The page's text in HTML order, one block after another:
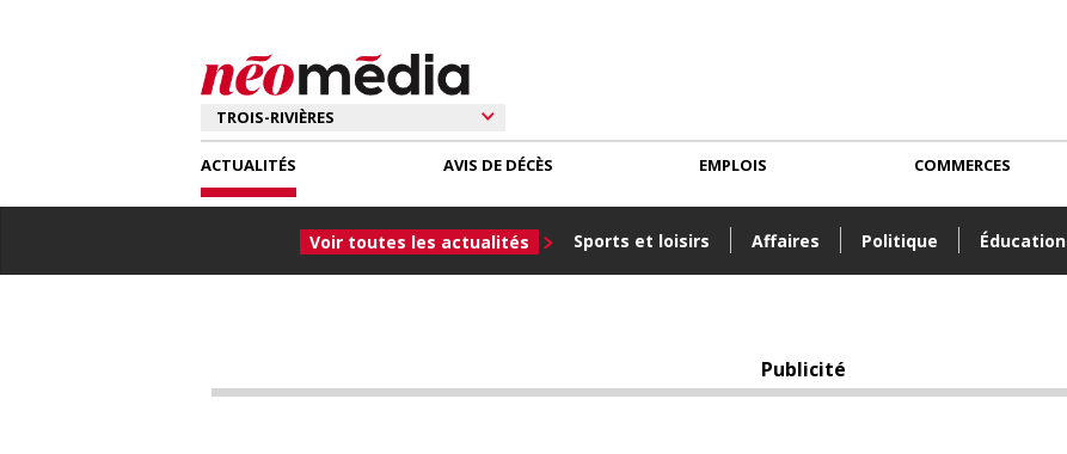
ACTUALITÉS
Voir toutes les actualités Sports et loisirs Affaires Politique Éducation
AVIS DE DÉCÈS EMPLOIS COMMERCES
Publicité